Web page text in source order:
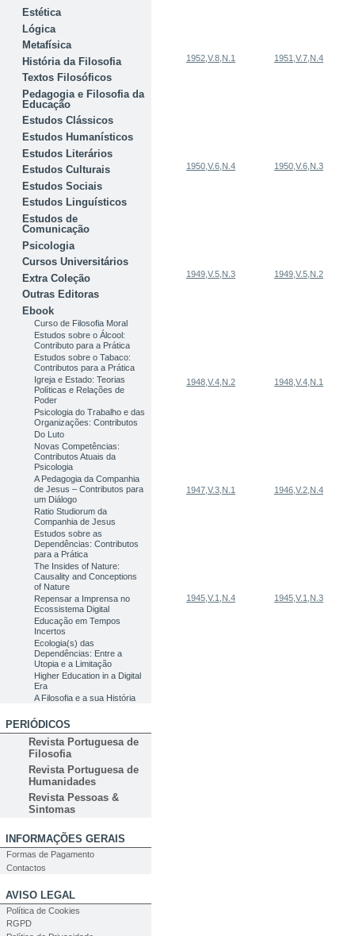
Estética
Lógica
Metafísica
História da Filosofia
Textos Filosóficos
Pedagogia e Filosofia da
Educação
Estudos Clássicos
Estudos Humanísticos
Estudos Literários
Estudos Culturais
Estudos Sociais
Estudos Linguísticos
Estudos de
Comunicação
Psicologia
Cursos Universitários
Extra Coleção
Outras Editoras
Ebook
Curso de Filosofia Moral
Estudos sobre o Álcool:
Contributo para a Prática
Estudos sobre o Tabaco:
Contributos para a Prática
Igreja e Estado: Teorias
Políticas e Relações de
Poder
Psicologia do Trabalho e das
Organizações: Contributos
Do Luto
Novas Competências:
Contributos Atuais da
Psicologia
A Pedagogia da Companhia
de Jesus – Contributos para
um Diálogo
Ratio Studiorum da
Companhia de Jesus
Estudos sobre as
Dependências: Contributos
para a Prática
The Insides of Nature:
Causality and Conceptions
of Nature
Repensar a Imprensa no
Ecossistema Digital
Educação em Tempos
Incertos
Ecologia(s) das
Dependências: Entre a
Utopia e a Limitação
Higher Education in a Digital
Era
A Filosofia e a sua História
PERIÓDICOS
Revista Portuguesa de
Filosofia
Revista Portuguesa de
Humanidades
Revista Pessoas &
Sintomas
INFORMAÇÕES GERAIS
Formas de Pagamento
Contactos
AVISO LEGAL
Política de Cookies
RGPD
1952,V.8,N.1 1951,V.7,N.4
1950,V.6,N.4 1950,V.6,N.3
1949,V.5,N.3 1949,V.5,N.2
1948,V.4,N.2 1948,V.4,N.1
1947,V.3,N.1 1946,V.2,N.4
1945,V.1,N.4 1945,V.1,N.3